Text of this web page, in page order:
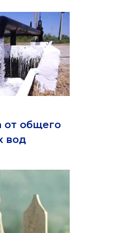
от общего
вод